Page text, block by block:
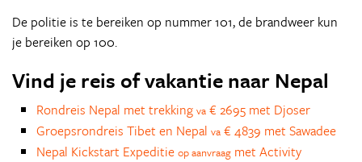
De politie is te bereiken op nummer 101, de brandweer kun
je bereiken op 100.
Vind je reis of vakantie naar Nepal
Rondreis Nepal met trekking va € 2695 met Djoser
Groepsrondreis Tibet en Nepal va € 4839 met Sawadee
Nepal Kickstart Expeditie op aanvraag met Activity